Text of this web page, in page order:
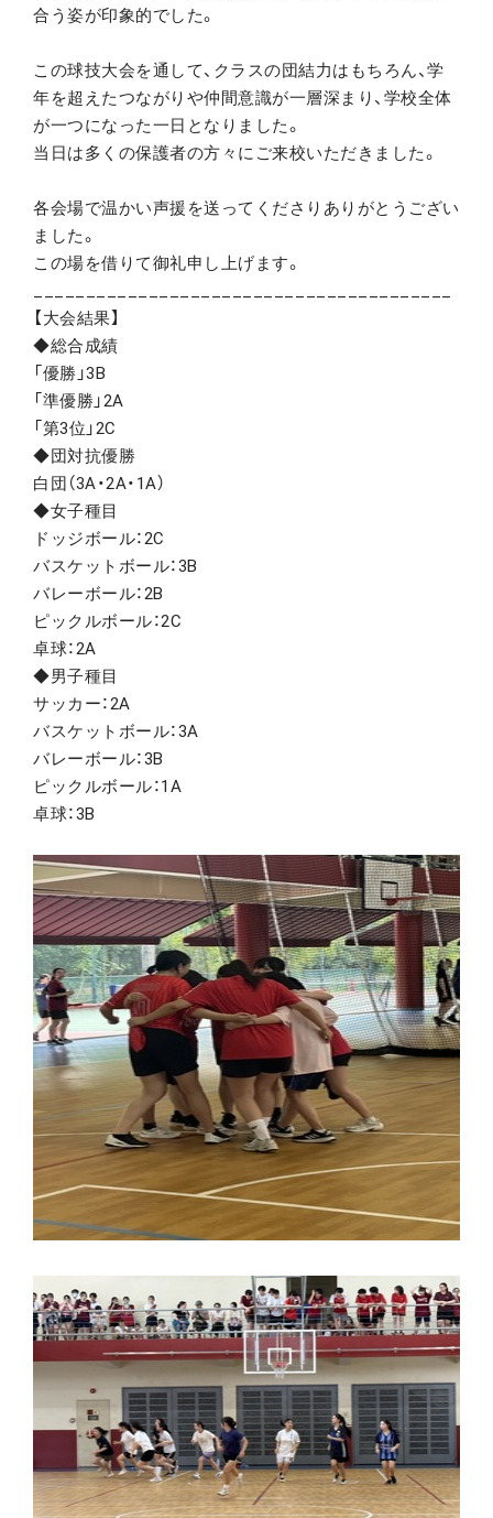
合う姿が印象的でした。
この球技大会を通して、クラスの団結力はもちろん、学
年を超えたつながりや仲間意識が一層深まり、学校全体
が一つになった一日となりました。
当日は多くの保護者の方々にご来校いただきました。
各会場で温かい声援を送ってくださりありがとうござい
ました。
この場を借りて御礼申し上げます。
【大会結果】
◆総合成績
「優勝」3B
「準優勝」2A
「第3位」2C
◆団対抗優勝
白団（3A・2A・1A）
◆女子種目
ドッジボール：2C
バスケットボール：3B
バレーボール：2B
ピックルボール：2C
卓球：2A
◆男子種目
サッカー：2A
バスケットボール：3A
バレーボール：3B
ピックルボール：1A
卓球：3B